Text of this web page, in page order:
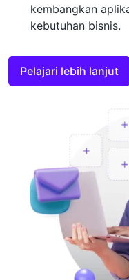
kembangkan
kebutuhan bisnis.
Pelajari lebih lanjut